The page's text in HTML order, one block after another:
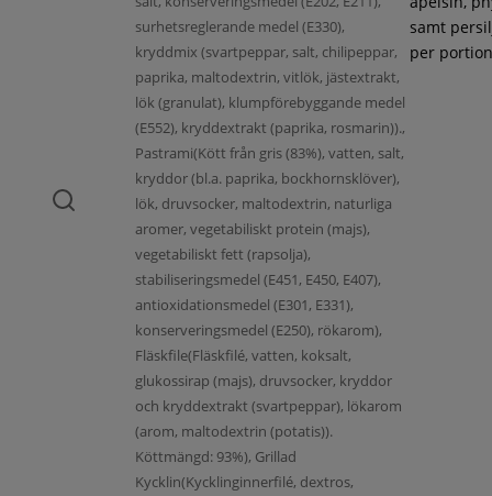
surhetsreglerande medel (E330),
kryddmix (svartpeppar, salt, chilipeppar,
paprika, maltodextrin, vitlök, jästextrakt,
lök (granulat), klumpförebyggande medel
(E552), kryddextrakt (paprika, rosmarin)).,
Pastrami(Kött från gris (83%), vatten, salt,
kryddor (bl.a. paprika, bockhornsklöver),
lök, druvsocker, maltodextrin, naturliga
aromer, vegetabiliskt protein (majs),
vegetabiliskt fett (rapsolja),
stabiliseringsmedel (E451, E450, E407),
antioxidationsmedel (E301, E331),
konserveringsmedel (E250), rökarom),
Fläskfile(Fläskfilé, vatten, koksalt,
glukossirap (majs), druvsocker, kryddor
och kryddextrakt (svartpeppar), lökarom
(arom, maltodextrin (potatis)).
Köttmängd: 93%), Grillad
Kycklin(Kycklinginnerfilé, dextros,
samt
per